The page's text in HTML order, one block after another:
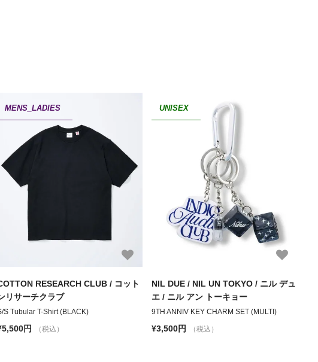
MENS_LADIES
RESEARCH CLUB / コット
リサーチクラブ
S Tubular T-Shirt (BLACK)
円 （税込）
UNISEX
NIL DUE / NIL UN TOKYO / ニル デュ
エ / ニル アン トーキョー
9TH ANNIV KEY CHARM SET (MULTI)
¥3,500円 （税込）